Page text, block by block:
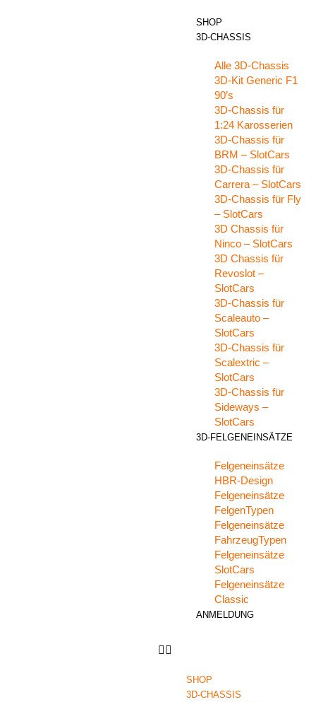
SHOP
3D-CHASSIS
Alle 3D-Chassis
3D-Kit Generic F1
90’s
3D-Chassis für
1:24 Karosserien
3D-Chassis für
BRM – SlotCars
3D-Chassis für
Carrera – SlotCars
3D-Chassis für Fly
– SlotCars
3D Chassis für
Ninco – SlotCars
3D Chassis für
Revoslot –
SlotCars
3D-Chassis für
Scaleauto –
SlotCars
3D-Chassis für
Scalextric –
SlotCars
3D-Chassis für
Sideways –
SlotCars
3D-FELGENEINSÄTZE
Felgeneinsätze
HBR-Design
Felgeneinsätze
FelgenTypen
Felgeneinsätze
FahrzeugTypen
Felgeneinsätze
SlotCars
Felgeneinsätze
Classic
ANMELDUNG
SHOP
3D-CHASSIS